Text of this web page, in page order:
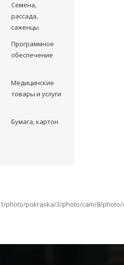
Семена,
рассада,
саженцы
Программное
обеспечение
Медицинские
товары и услуги
Бумага, картон
/photo/pokraska/3/photo/cam/8/photo/